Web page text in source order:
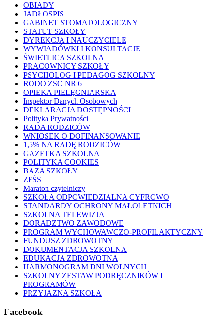
OBIADY
JADŁOSPIS
GABINET STOMATOLOGICZNY
STATUT SZKOŁY
DYREKCJA I NAUCZYCIELE
WYWIADÓWKI I KONSULTACJE
ŚWIETLICA SZKOLNA
PRACOWNICY SZKOŁY
PSYCHOLOG I PEDAGOG SZKOLNY
RODO ZSO NR 6
OPIEKA PIELĘGNIARSKA
Inspektor Danych Osobowych
DEKLARACJA DOSTĘPNOŚCI
Polityka Prywatności
RADA RODZICÓW
WNIOSEK O DOFINANSOWANIE
1,5% NA RADĘ RODZICÓW
GAZETKA SZKOLNA
POLITYKA COOKIES
BAZA SZKOŁY
ZFŚS
Maraton czytelniczy
SZKOŁA ODPOWIEDZIALNA CYFROWO
STANDARDY OCHRONY MAŁOLETNICH
SZKOLNA TELEWIZJA
DORADZTWO ZAWODOWE
PROGRAM WYCHOWAWCZO-PROFILAKTYCZNY
FUNDUSZ ZDROWOTNY
DOKUMENTACJA SZKOLNA
EDUKACJA ZDROWOTNA
HARMONOGRAM DNI WOLNYCH
SZKOLNY ZESTAW PODRĘCZNIKÓW I
PROGRAMÓW
PRZYJAZNA SZKOŁA
Facebook